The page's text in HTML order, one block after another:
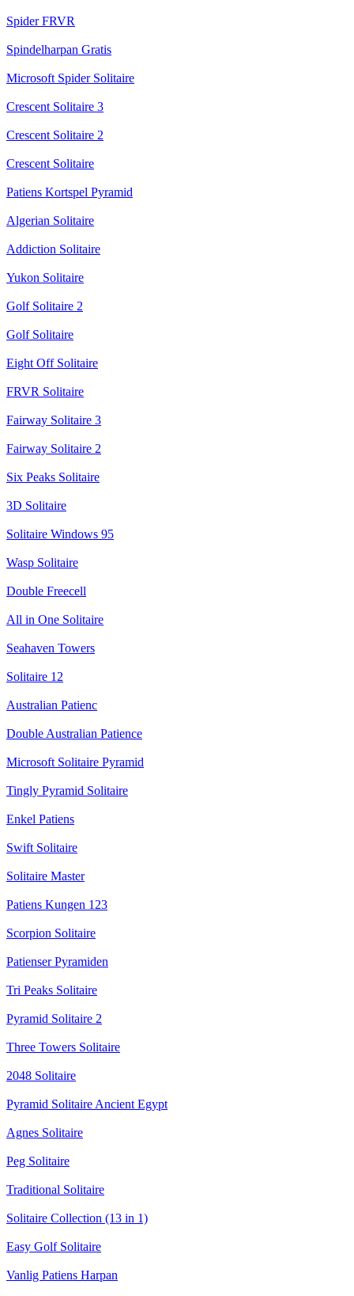
Spider FRVR
Spindelharpan Gratis
Microsoft Spider Solitaire
Crescent Solitaire 3
Crescent Solitaire 2
Crescent Solitaire
Patiens Kortspel Pyramid
Algerian Solitaire
Addiction Solitaire
Yukon Solitaire
Golf Solitaire 2
Golf Solitaire
Eight Off Solitaire
FRVR Solitaire
Fairway Solitaire 3
Fairway Solitaire 2
Six Peaks Solitaire
3D Solitaire
Solitaire Windows 95
Wasp Solitaire
Double Freecell
All in One Solitaire
Seahaven Towers
Solitaire 12
Australian Patienc
Double Australian Patience
Microsoft Solitaire Pyramid
Tingly Pyramid Solitaire
Enkel Patiens
Swift Solitaire
Solitaire Master
Patiens Kungen 123
Scorpion Solitaire
Patienser Pyramiden
Tri Peaks Solitaire
Pyramid Solitaire 2
Three Towers Solitaire
2048 Solitaire
Pyramid Solitaire Ancient Egypt
Agnes Solitaire
Peg Solitaire
Traditional Solitaire
Solitaire Collection (13 in 1)
Easy Golf Solitaire
Vanlig Patiens Harpan